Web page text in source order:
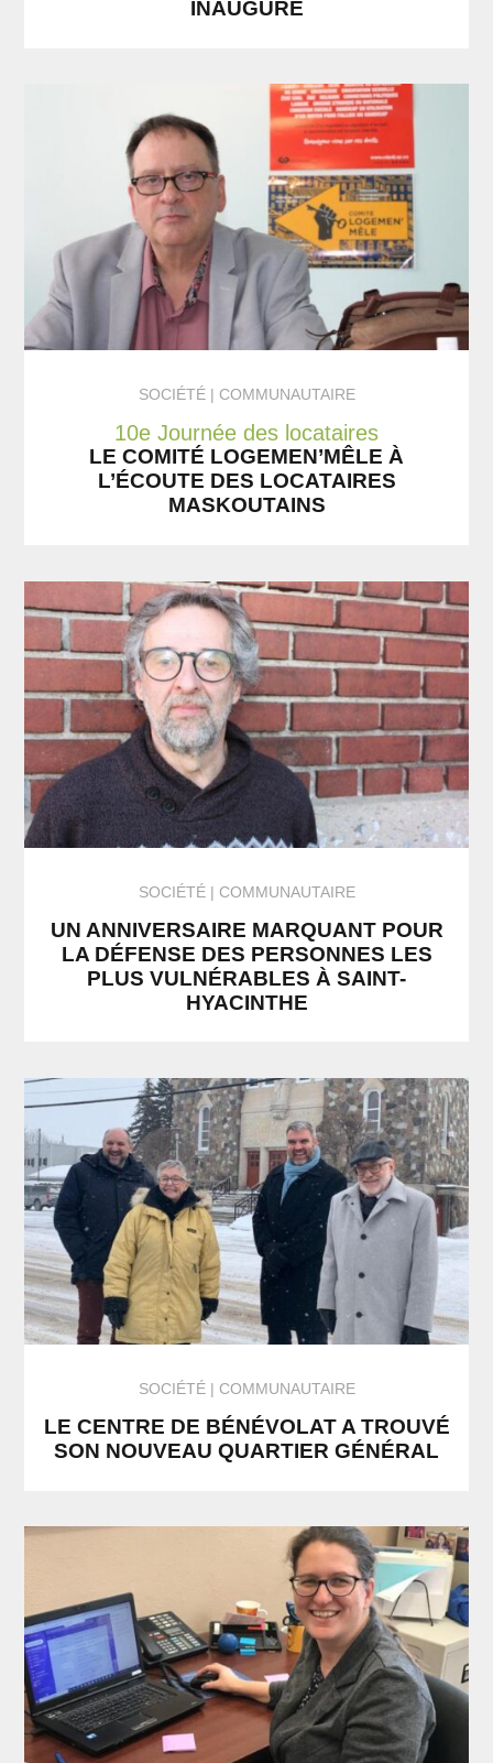
INAUGURÉ
SOCIÉTÉ COMMUNAUTAIRE
10e Journée des locataires
LE COMITÉ LOGEMEN’MÊLE À
L’ÉCOUTE DES LOCATAIRES
MASKOUTAINS
SOCIÉTÉ COMMUNAUTAIRE
UN ANNIVERSAIRE MARQUANT POUR
LA DÉFENSE DES PERSONNES LES
PLUS VULNÉRABLES À SAINT-
HYACINTHE
SOCIÉTÉ COMMUNAUTAIRE
LE CENTRE DE BÉNÉVOLAT A TROUVÉ
SON NOUVEAU QUARTIER GÉNÉRAL